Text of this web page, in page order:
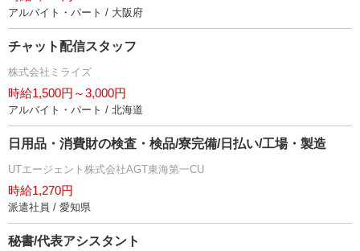
アルバイト・パート / 大阪府
チャット配信スタッフ
株式会社ミライズ
時給1,500円～3,000円
アルバイト・パート / 北海道
日用品・消費財の検査・検品/寮完備/日払い/工場・製造
UTエージェント株式会社AGT東海第一CU
時給1,270円
派遣社員 / 愛知県
秘書/代表アシスタント